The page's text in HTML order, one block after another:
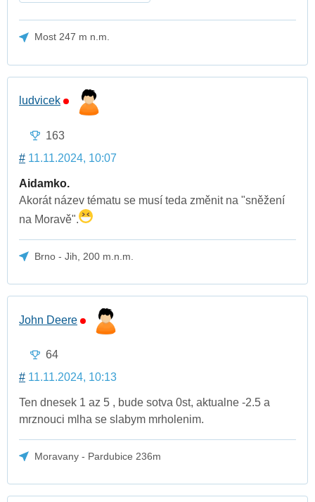
Most 247 m n.m.
ludvicek
163
# 11.11.2024, 10:07
Aidamko.
Akorát název tématu se musí teda změnit na "sněžení
na Moravě".
Brno - Jih, 200 m.n.m.
John Deere
64
# 11.11.2024, 10:13
Ten dnesek 1 az 5 , bude sotva 0st, aktualne -2.5 a
mrznouci mlha se slabym mrholenim.
Moravany - Pardubice 236m